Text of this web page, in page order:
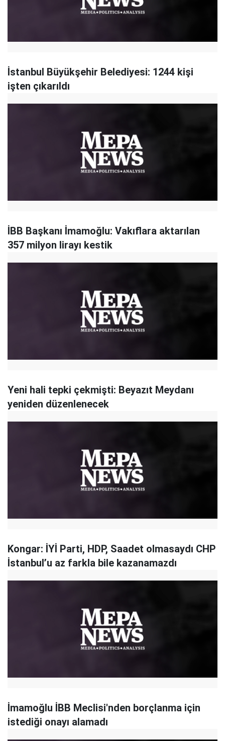
İstanbul Büyükşehir Belediyesi: 1244 kişi
işten çıkarıldı
İBB Başkanı İmamoğlu: Vakıflara aktarılan
357 milyon lirayı kestik
Yeni hali tepki çekmişti: Beyazıt Meydanı
yeniden düzenlenecek
Kongar: İYİ Parti, HDP, Saadet olmasaydı CHP
İstanbul’u az farkla bile kazanamazdı
İmamoğlu İBB Meclisi'nden borçlanma için
istediği onayı alamadı